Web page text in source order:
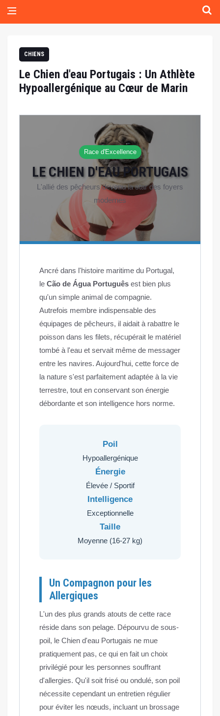
CHIENS
Le Chien d'eau Portugais : Un Athlète
Hypoallergénique au Cœur de Marin
Race d'Excellence
LE CHIEN D'EAU PORTUGAIS
L'allié des pêcheurs devenu la star des foyers
modernes
Ancré dans l'histoire maritime du Portugal,
le Cão de Água Português est bien plus
qu'un simple animal de compagnie.
Autrefois membre indispensable des
équipages de pêcheurs, il aidait à rabattre le
poisson dans les filets, récupérait le matériel
tombé à l'eau et servait même de messager
entre les navires. Aujourd'hui, cette force de
la nature s'est parfaitement adaptée à la vie
terrestre, tout en conservant son énergie
débordante et son intelligence hors norme.
Poil
Hypoallergénique
Énergie
Élevée / Sportif
Intelligence
Exceptionnelle
Taille
Moyenne (16-27 kg)
Un Compagnon pour les
Allergiques
L'un des plus grands atouts de cette race
réside dans son pelage. Dépourvu de sous-
poil, le Chien d'eau Portugais ne mue
pratiquement pas, ce qui en fait un choix
privilégié pour les personnes souffrant
d'allergies. Qu'il soit frisé ou ondulé, son poil
nécessite cependant un entretien régulier
pour éviter les nœuds, incluant un brossage